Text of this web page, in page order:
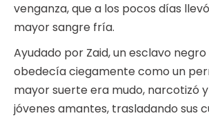
venganza, que a los pocos días
mayor sangre fría.
Ayudado por Zaid, un esclavo negro
obedecía ciegamente como un
mayor suerte era mudo, narcotizó
jóvenes amantes, trasladando sus